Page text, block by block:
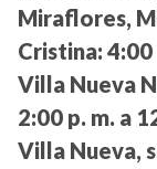
Miraflores,
Cristina: 4:00
Villa Nueva
2:00 p. m. a
Villa Nueva,